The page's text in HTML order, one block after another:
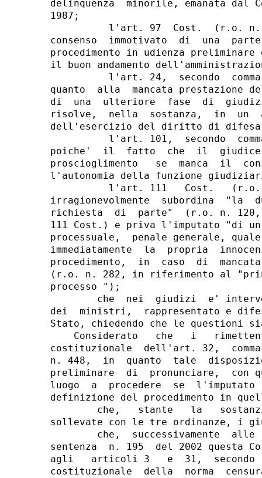
delinquenza  minorile, emanata dal
1987;
l'art. 97  Cost.  (r.o.
consenso  immotivato  di  una
procedimento in udienza
il buon andamento
l'art. 24,  secondo
quanto  alla  mancata prestazione
di  una  ulteriore  fase  di
risolve,  nella  sostanza,  in  un
dell'esercizio del diritto di
l'art. 101,  secondo
poiche'  il  fatto  che  il  giudice
proscioglimento   se  manca  il
l'autonomia della funzione
l'art. 111   Cost.
irragionevolmente  subordina  "la
richiesta  di  parte"  (r.o. n.
111 Cost.) e priva l'imputato "di
processuale,  penale generale,
immediatamente  la  propria
procedimento,  in  caso  di
(r.o. n. 282, in riferimento al
processo ");
che  nei  giudizi  e'
dei  ministri,  rappresentato e
Stato, chiedendo che le questioni
Considerato   che   i
costituzionale  dell'art. 32,
n. 448,  in  quanto  tale
preliminare  di  pronunciare,  con
luogo  a  procedere  se
definizione del procedimento in
che,   stante   la
sollevate con le tre ordinanze, i
che,  successivamente  alle
sentenza  n. 195  del 2002 questa
agli   articoli 3   e  31,
costituzionale  della  norma